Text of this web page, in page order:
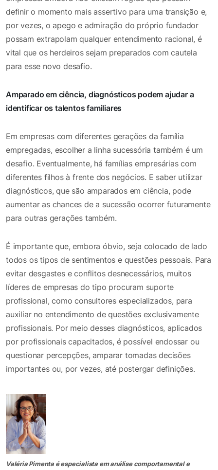
definir o momento mais assertivo para uma transição e,
por vezes, o apego e admiração do próprio fundador
possam extrapolam qualquer entendimento racional, é
vital que os herdeiros sejam preparados com cautela
para esse novo desafio.
Amparado em ciência, diagnósticos podem ajudar a
identificar os talentos familiares
Em empresas com diferentes gerações da família
empregadas, escolher a linha sucessória também é um
desafio. Eventualmente, há famílias empresárias com
diferentes filhos à frente dos negócios. E saber utilizar
diagnósticos, que são amparados em ciência, pode
aumentar as chances de a sucessão ocorrer futuramente
para outras gerações também.
É importante que, embora óbvio, seja colocado de lado
todos os tipos de sentimentos e questões pessoais. Para
evitar desgastes e conflitos desnecessários, muitos
líderes de empresas do tipo procuram suporte
profissional, como consultores especializados, para
auxiliar no entendimento de questões exclusivamente
profissionais. Por meio desses diagnósticos, aplicados
por profissionais capacitados, é possível endossar ou
questionar percepções, amparar tomadas decisões
importantes ou, por vezes, até postergar definições.
Valéria Pimenta é especialista em análise comportamental e